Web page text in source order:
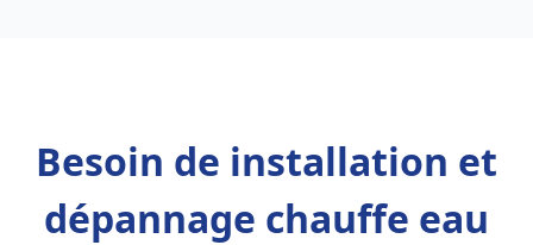
Besoin de installation et
dépannage chauffe eau